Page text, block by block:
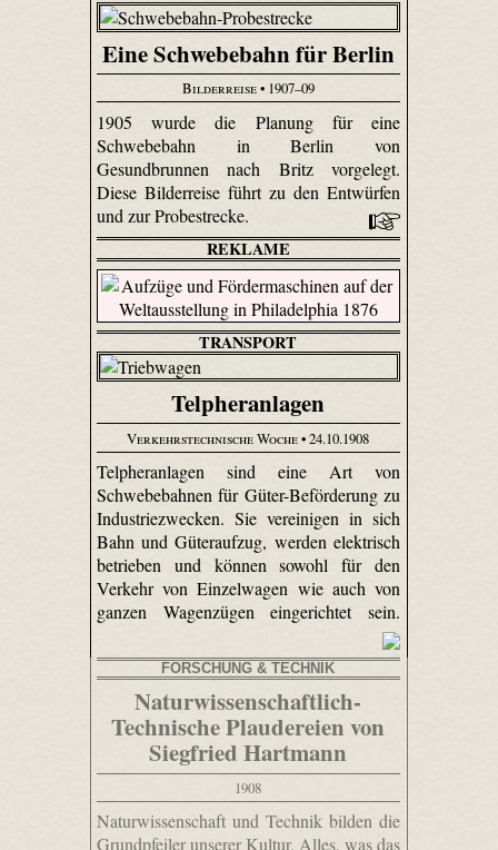
Eine Schwebebahn für Berlin
Bilderreise• 1907–09
1905 wurde die Planung für eine
Schwebebahn in Berlin von
Gesundbrunnen nach Britz vorgelegt.
Diese Bilderreise führt zu den Entwürfen
und zur Probestrecke.
REKLAME
TRANSPORT
Telpheranlagen
Verkehrstechnische Woche• 24.10.1908
Telpheranlagen sind eine Art von
Schwebebahnen für Güter-Beförderung zu
Industriezwecken. Sie vereinigen in sich
Bahn und Güteraufzug, werden elektrisch
betrieben und können sowohl für den
Verkehr von Einzelwagen wie auch von
ganzen Wagenzügen eingerichtet sein.
FORSCHUNG & TECHNIK
Naturwissenschaftlich-
Technische Plaudereien von
Siegfried Hartmann
1908
Naturwissenschaft und Technik bilden die
Grundpfeiler unserer Kultur. Alles, was das